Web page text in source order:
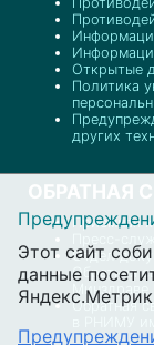
Открытые
Политика
других
ОБРАТНАЯ
Приемная
Отдел
Обратная
Минздраве
Обратная
Этот сайт
данные